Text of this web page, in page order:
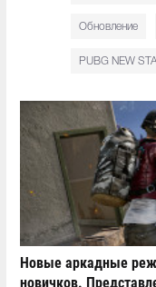
Обновление
PUBG NEW
Новые аркадные
новичков.